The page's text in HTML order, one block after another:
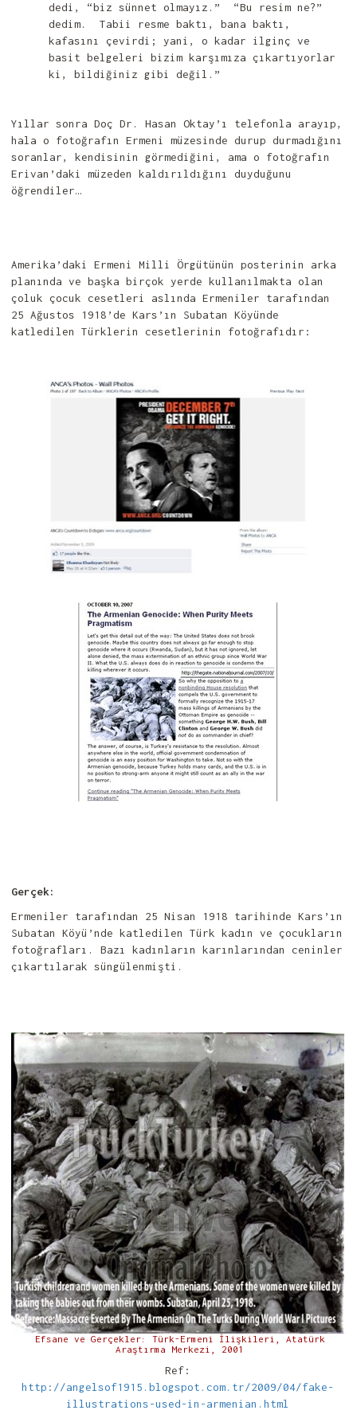
dedi, “biz sünnet olmayız.” “Bu resim ne?”
dedim. Tabii resme baktı, bana baktı,
kafasını çevirdi; yani, o kadar ilginç ve
basit belgeleri bizim karşımıza çıkartıyorlar
ki, bildiğiniz gibi değil.”
Yıllar sonra Doç Dr. Hasan Oktay’ı telefonla arayıp,
hala o fotoğrafın Ermeni müzesinde durup durmadığını
soranlar, kendisinin görmediğini, ama o fotoğrafın
Erivan’daki müzeden kaldırıldığını duyduğunu
öğrendiler…
Amerika’daki Ermeni Milli Örgütünün posterinin arka
planında ve başka birçok yerde kullanılmakta olan
çoluk çocuk cesetleri aslında Ermeniler tarafından
25 Ağustos 1918’de Kars’ın Subatan Köyünde
katledilen Türklerin cesetlerinin fotoğrafıdır:
Gerçek:
Ermeniler tarafından 25 Nisan 1918 tarihinde Kars’ın
Subatan Köyü’nde katledilen Türk kadın ve çocukların
fotoğrafları. Bazı kadınların karınlarından ceninler
çıkartılarak süngülenmişti.
Efsane ve Gerçekler: Türk-Ermeni İlişkileri, Atatürk
Araştırma Merkezi, 2001
Ref:
http://angelsof1915.blogspot.com.tr/2009/04/fake-
illustrations-used-in-armenian.html